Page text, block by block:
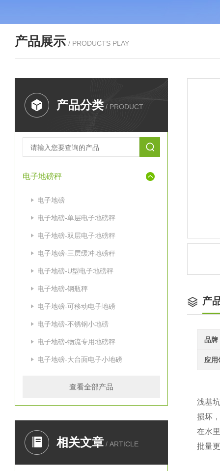
产品展示 / PRODUCTS PLAY
产品分类 / PRODUCT
电子地磅秤
电子地磅
电子地磅-单层电子地磅秤
电子地磅-双层电子地磅秤
电子地磅-三层缓冲地磅秤
电子地磅-U型电子地磅秤
电子地磅-钢瓶秤
电子地磅-可移动电子地磅
电子地磅-不锈钢小地磅
电子地磅-物流专用地磅秤
电子地磅-大台面电子小地磅
查看全部产品
相关文章 / ARTICLE
产
品牌
应用
浅基
损坏
在水
批量